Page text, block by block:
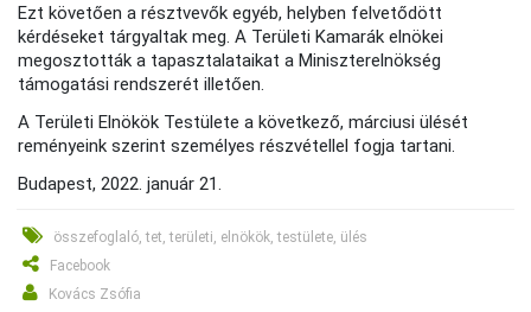
Ezt követően a résztvevők egyéb, helyben felvetődött
kérdéseket tárgyaltak meg. A Területi Kamarák elnökei
megosztották a tapasztalataikat a Miniszterelnökség
támogatási rendszerét illetően.
A Területi Elnökök Testülete a következő, márciusi ülését
reményeink szerint személyes részvétellel fogja tartani.
Budapest, 2022. január 21.
összefoglaló, tet, területi, elnökök, testülete, ülés
Facebook
Kovács Zsófia